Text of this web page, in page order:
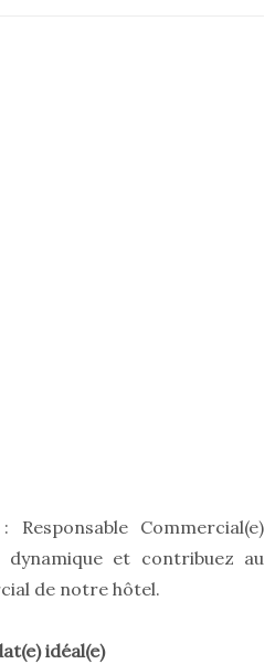
Commercial(e)
et contribuez au
de notre hôtel.
idéal(e)